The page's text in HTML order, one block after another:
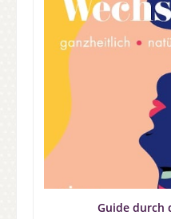
Guide durch